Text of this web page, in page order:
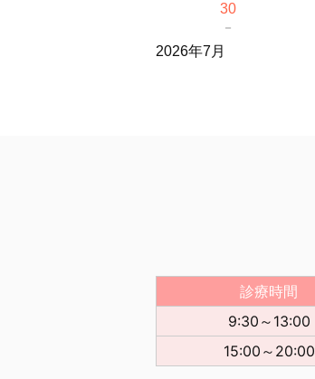
30
－
2026年7月
診療時間
9:30～13:00
15:00～20:00